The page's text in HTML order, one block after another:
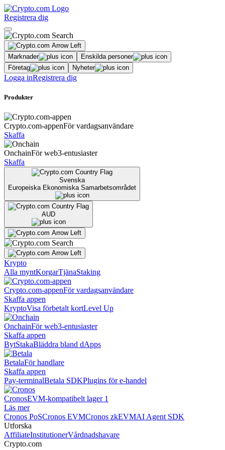
Registrera dig
Marknader
Enskilda personer
Företag
Nyheter
Logga inRegistrera dig
Produkter
Crypto.com-appenFör vardagsanvändare
Skaffa
OnchainFör web3-entusiaster
Skaffa
Svenska
Europeiska Ekonomiska Samarbetsområdet
AUD
Krypto
Alla myntKorgarTjänaStaking
Crypto.com-appenFör vardagsanvändare
Skaffa appen
KryptoVisa förbetalt kortLevel Up
OnchainFör web3-entusiaster
Skaffa appen
BytStakaBläddra bland dApps
BetalaFör handlare
Skaffa appen
Pay-terminalBetala SDKPlugins för e-handel
CronosEVM-kompatibelt lager 1
Läs mer
Cronos PoSCronos EVMCronos zkEVMAI Agent SDK
Utforska
AffiliateInstitutionerVårdnadshavare
Crypto.com